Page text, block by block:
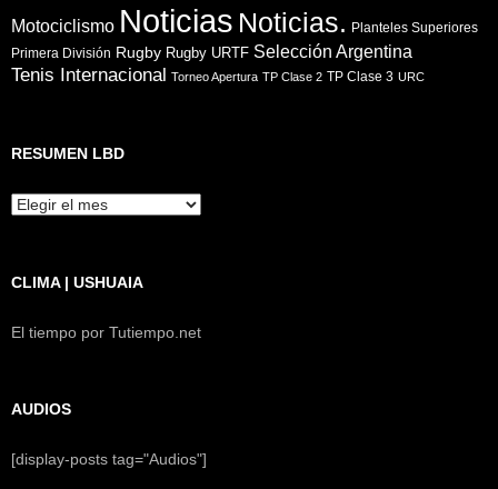
Motociclismo Noticias Noticias. Planteles Superiores
Primera División Rugby Rugby URTF Selección Argentina
Tenis Internacional Torneo Apertura TP Clase 2 TP Clase 3 URC
RESUMEN LBD
Resumen
CLIMA | USHUAIA
El tiempo por Tutiempo.net
AUDIOS
[display-posts tag="Audios"]